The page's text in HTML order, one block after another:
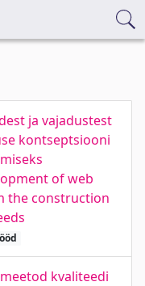
ja vajadustest
kontseptsiooni
of web
the construction
kvaliteedi